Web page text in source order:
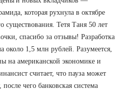
которая рухнула в октябре
существования. Тетя Таня 50 лет
спасибо за отзывы! Разработка
около 1,5 млн рублей. Разумеется,
на американской экономике и
считает, что пауза может
чего банковская система